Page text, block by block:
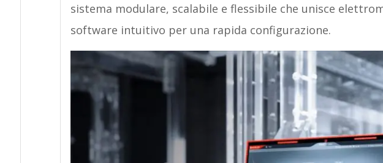
sistema modulare, scalabile e flessibile che unisce
software intuitivo per una rapida configurazione.